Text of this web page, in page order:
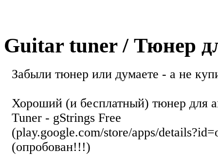
Guitar tuner / Тюнер
Забыли тюнер или думаете - а не
Хороший (и бесплатный) тюнер для
Tuner - gStrings Free
(play.google.com/store/apps/
(опробован!!!)